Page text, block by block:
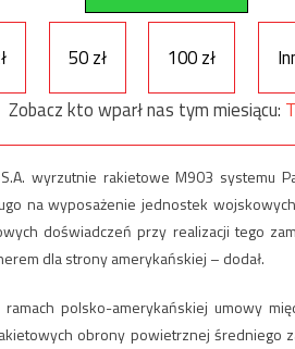
50 zł 100 zł
Zobacz kto wparł nas tym miesiącu:
wyrzutnie rakietowe M903 systemu
na wyposażenie jednostek
doświadczeń przy realizacji tego
dla strony amerykańskiej – dodał.
polsko-amerykańskiej umowy
obrony powietrznej średniego